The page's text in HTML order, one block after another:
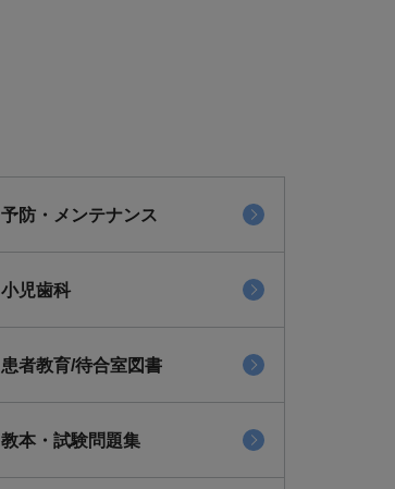
予防・メンテナンス
小児歯科
患者教育/待合室図書
教本・試験問題集